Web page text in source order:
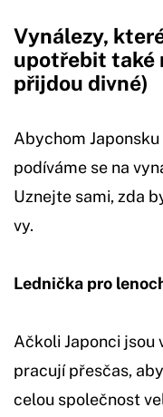
Vynálezy,
upotřebit také
přijdou divné)
Abychom
podíváme se na
Uznejte sami, zda
vy.
Lednička pro
Ačkoli Japonci
pracují přesčas,
celou společnost